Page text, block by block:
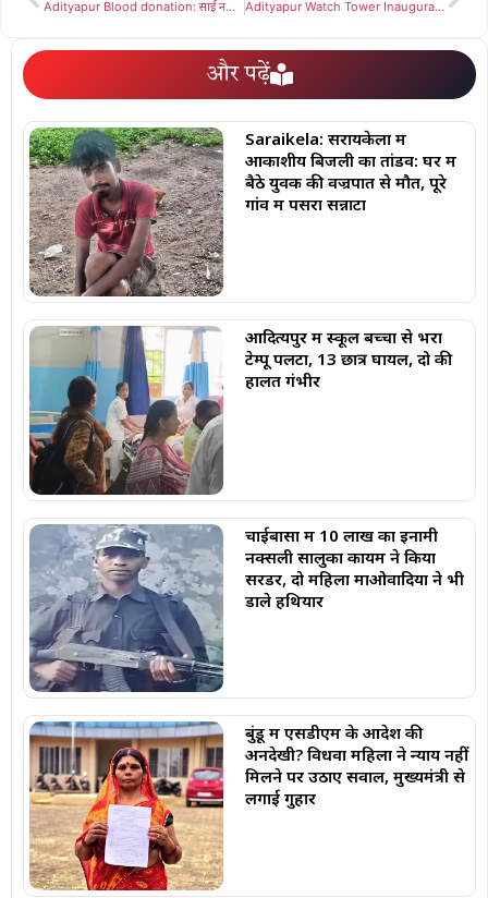
Adityapur Blood donation: साईं नर्सिंग होम में सफल रक्तदान शिविर: पुरेन्द्र बोले – रक्तदान है जीवनदान” Adityapur Watch Tower Inauguration: आदित्यपुर में ‘वॉच टावर’ का उद्घाटन, दुर्गा पूजा के दौरान 24 घंटे सेवा में रहेंगे शांति समिति सदस्य
और पढ़ें
Saraikela: सरायकेला में
आकाशीय बिजली का तांडव: घर में
बैठे युवक की वज्रपात से मौत, पूरे
गांव में पसरा सन्नाटा
आदित्यपुर में स्कूल बच्चों से भरा
टेम्पू पलटा, 13 छात्र घायल, दो की
हालत गंभीर
चाईबासा में 10 लाख का इनामी
नक्सली सालुका कायम ने किया
सरेंडर, दो महिला माओवादियों ने भी
डाले हथियार
बुंडू में एसडीएम के आदेश की
अनदेखी? विधवा महिला ने न्याय नहीं
मिलने पर उठाए सवाल, मुख्यमंत्री से
लगाई गुहार